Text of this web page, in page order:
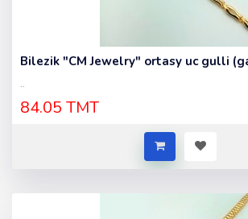
Bilezik "CM Jewelry" ortasy uc gulli
..
84.05 TMT